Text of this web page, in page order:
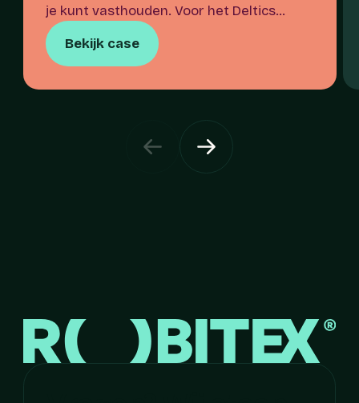
je kunt vasthouden. Voor het Deltics
Security Event vertaalden we een
uitgesproken thema naar producten die
de beleving versterken. Zichtbaar,
functioneel en tot in detail afgestemd op
Bekijk case